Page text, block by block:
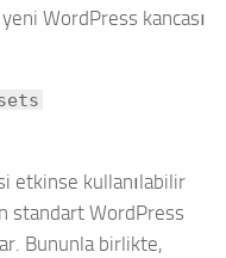
WordPress kancası
etkinse kullanılabilir
standart WordPress
Bununla birlikte,